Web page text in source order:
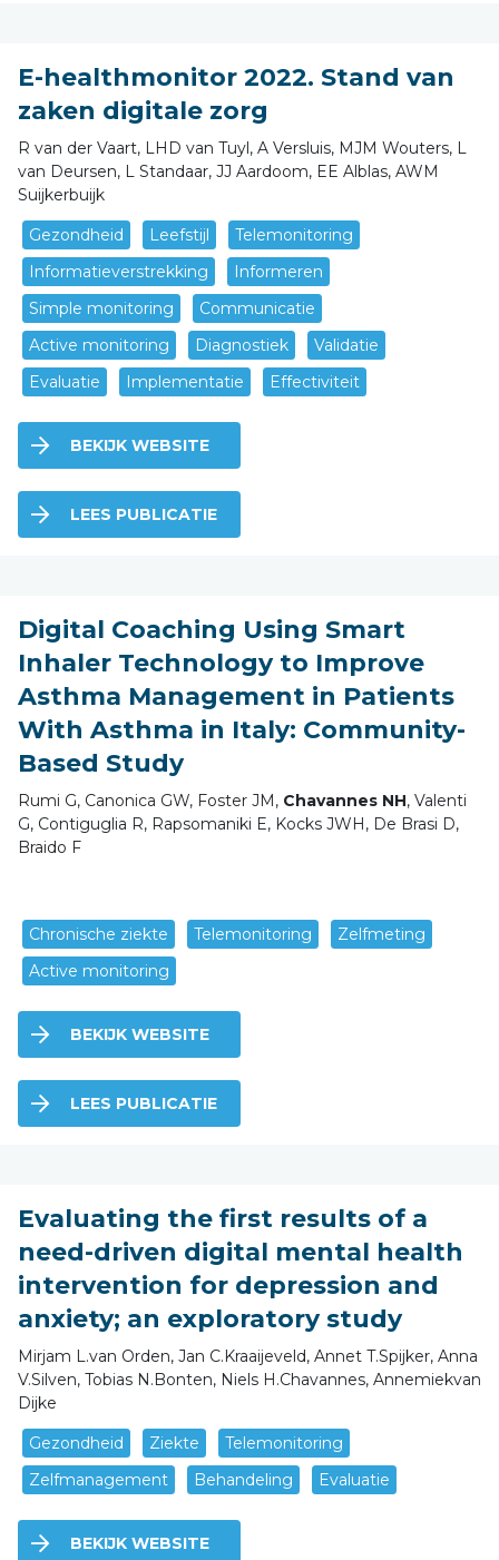
E-healthmonitor 2022. Stand van
zaken digitale zorg
R van der Vaart, LHD van Tuyl, A Versluis, MJM Wouters, L
van Deursen, L Standaar, JJ Aardoom, EE Alblas, AWM
Suijkerbuijk
Gezondheid
Leefstijl
Telemonitoring
Informatieverstrekking
Informeren
Simple monitoring
Communicatie
Active monitoring
Diagnostiek
Validatie
Evaluatie
Implementatie Effectiviteit
BEKIJK WEBSITE
LEES PUBLICATIE
Digital Coaching Using Smart
Inhaler Technology to Improve
Asthma Management in Patients
With Asthma in Italy: Community-
Based Study
Rumi G, Canonica GW, Foster JM, Chavannes NH, Valenti
G, Contiguglia R, Rapsomaniki E, Kocks JWH, De Brasi D,
Braido F
Chronische ziekte Telemonitoring
Zelfmeting
Active monitoring
BEKIJK WEBSITE
LEES PUBLICATIE
Evaluating the first results of a
need-driven digital mental health
intervention for depression and
anxiety; an exploratory study
Mirjam L.van Orden, Jan C.Kraaijeveld, Annet T.Spijker, Anna
V.Silven, Tobias N.Bonten, Niels H.Chavannes, Annemiekvan
Dijke
Gezondheid
Ziekte
Telemonitoring
Zelfmanagement
Behandeling Evaluatie
BEKIJK WEBSITE